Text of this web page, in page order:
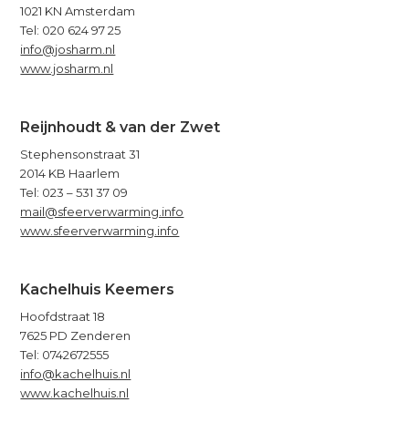
1021 KN Amsterdam
Tel: 020 624 97 25
info@josharm.nl
www.josharm.nl
Reijnhoudt & van der Zwet
Stephensonstraat 31
2014 KB Haarlem
Tel: 023 – 531 37 09
mail@sfeerverwarming.info
www.sfeerverwarming.info
Kachelhuis Keemers
Hoofdstraat 18
7625 PD Zenderen
Tel: 0742672555
info@kachelhuis.nl
www.kachelhuis.nl